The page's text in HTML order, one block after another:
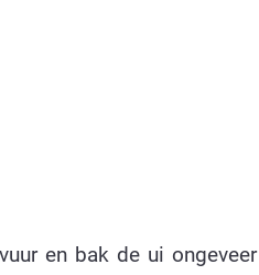
en bak de ui